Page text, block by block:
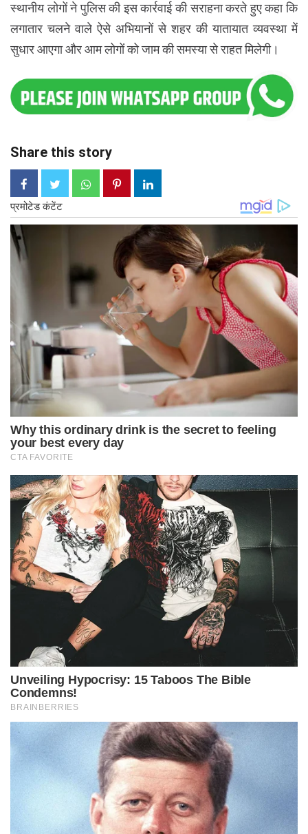
स्थानीय लोगों ने पुलिस की इस कार्रवाई की सराहना करते हुए कहा कि
लगातार चलने वाले ऐसे अभियानों से शहर की यातायात व्यवस्था में
सुधार आएगा और आम लोगों को जाम की समस्या से राहत मिलेगी।
Share this story